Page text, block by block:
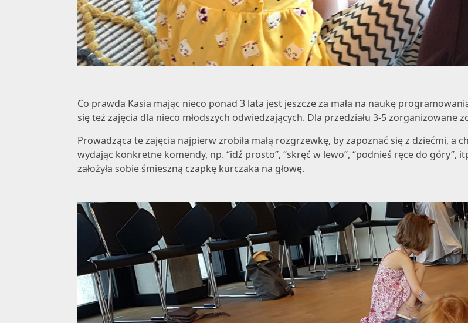
Co prawda Kasia mając nieco ponad 3 lata jest jeszcze za mała na naukę
się też zajęcia dla nieco młodszych odwiedzających. Dla przedziału 3-5 zorganizowane
Prowadząca te zajęcia najpierw zrobiła małą rozgrzewkę, by zapoznać się z dziećmi, a
wydając konkretne komendy, np. “idź prosto”, “skręć w lewo”, “podnieś ręce do
założyła sobie śmieszną czapkę kurczaka na głowę.